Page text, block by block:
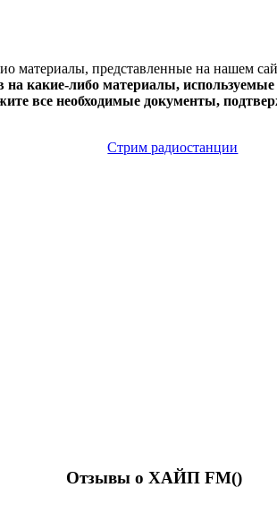
материалы, представленные на нашем
какие-либо материалы,
все необходимые документы,
Стрим радиостанции
Отзывы о ХАЙП FM()